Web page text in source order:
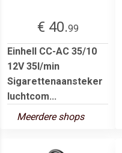
€ 40.99
Einhell CC-AC 35/10
12V 35l/min
Sigarettenaansteker
luchtcom...
Meerdere shops